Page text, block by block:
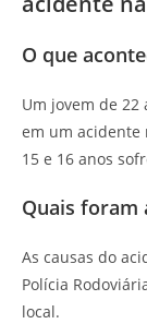
O que
Um jovem de 22
em um acidente
15 e 16 anos
Quais foram
As causas do
Polícia
local.